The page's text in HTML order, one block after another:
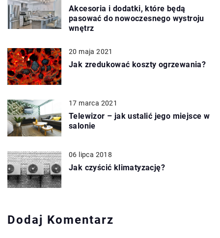
Akcesoria i dodatki, które będą
pasować do nowoczesnego wystroju
wnętrz
20 maja 2021
Jak zredukować koszty ogrzewania?
17 marca 2021
Telewizor – jak ustalić jego miejsce w
salonie
06 lipca 2018
Jak czyścić klimatyzację?
Dodaj Komentarz